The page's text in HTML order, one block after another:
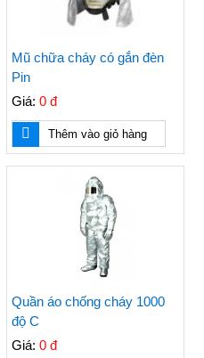
Mũ chữa cháy có gắn đèn
Pin
Giá: 0 đ
Thêm vào giỏ hàng
Quần áo chống cháy 1000
độ C
Giá: 0 đ